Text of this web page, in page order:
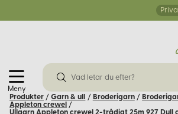
Meny
Produkter / Garn & ull / Broderigarn /
Appleton crewel /